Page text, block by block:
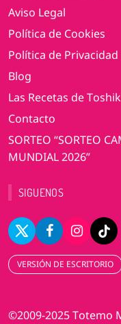
Aviso Legal
Política de Cookies
Política de Privacidad
Blog
Las Recetas de
Contacto
SORTEO “SORTEO
MUNDIAL 2026”
SIGUENOS
VERSIÓN DE ESCRITORIO
©2009-2025 Totemo